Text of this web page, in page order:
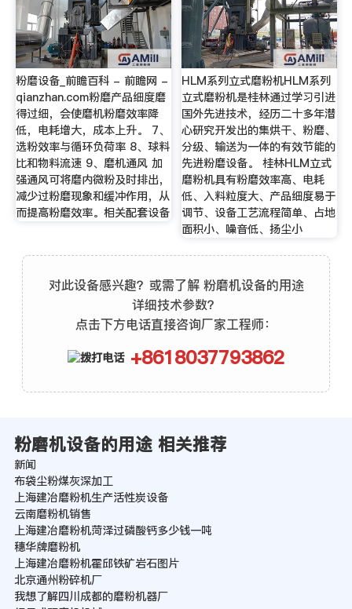
粉磨设备_前瞻百科 - 前瞻网 -
qianzhan.com粉磨产品细度磨
得过细，会使磨机粉磨效率降
低，电耗增大，成本上升。 7、
选粉效率与循环负荷率 8、球料
比和物料流速 9、磨机通风 加
强通风可将磨内微粉及时排出，
减少过粉磨现象和缓冲作用，从
而提高粉磨效率。相关配套设备
HLM系列立式磨粉机HLM系列
立式磨粉机是桂林通过学习引进
国外先进技术，经历二十多年潜
心研究开发出的集烘干、粉磨、
分级、输送为一体的有效节能的
先进粉磨设备。 桂林HLM立式
磨粉机具有粉磨效率高、电耗
低、入料粒度大、产品细度易于
调节、设备工艺流程简单、占地
面积小、噪音低、扬尘小
对此设备感兴趣？或需了解 粉磨机设备的用途
详细技术参数？
点击下方电话直接咨询厂家工程师：
+8618037793862
粉磨机设备的用途 相关推荐
新闻
布袋尘粉煤灰深加工
上海建冶磨粉机生产活性炭设备
云南磨粉机销售
上海建冶磨粉机菏泽过磷酸钙多少钱一吨
穗华牌磨粉机
上海建冶磨粉机霍邱铁矿岩石图片
北京通州粉碎机厂
我想了解四川成都的磨粉机器厂